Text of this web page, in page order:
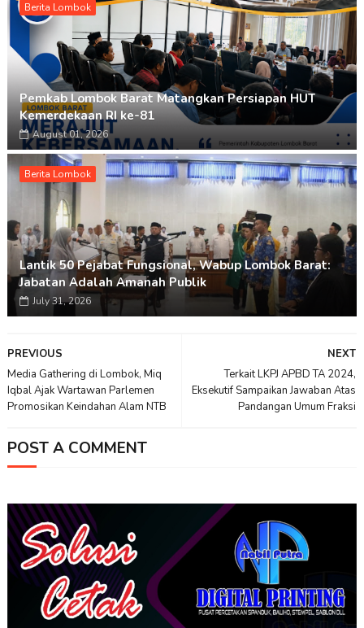
Berita Lombok
Pemkab Lombok Barat Matangkan Persiapan HUT
Kemerdekaan RI ke-81
August 01, 2026
Berita Lombok
Lantik 50 Pejabat Fungsional, Wabup Lombok Barat:
Jabatan Adalah Amanah Publik
July 31, 2026
NEXT
Terkait LKPJ APBD TA 2024,
Eksekutif Sampaikan Jawaban Atas
Pandangan Umum Fraksi
PREVIOUS
Media Gathering di Lombok, Miq
Iqbal Ajak Wartawan Parlemen
Promosikan Keindahan Alam NTB
POST A COMMENT